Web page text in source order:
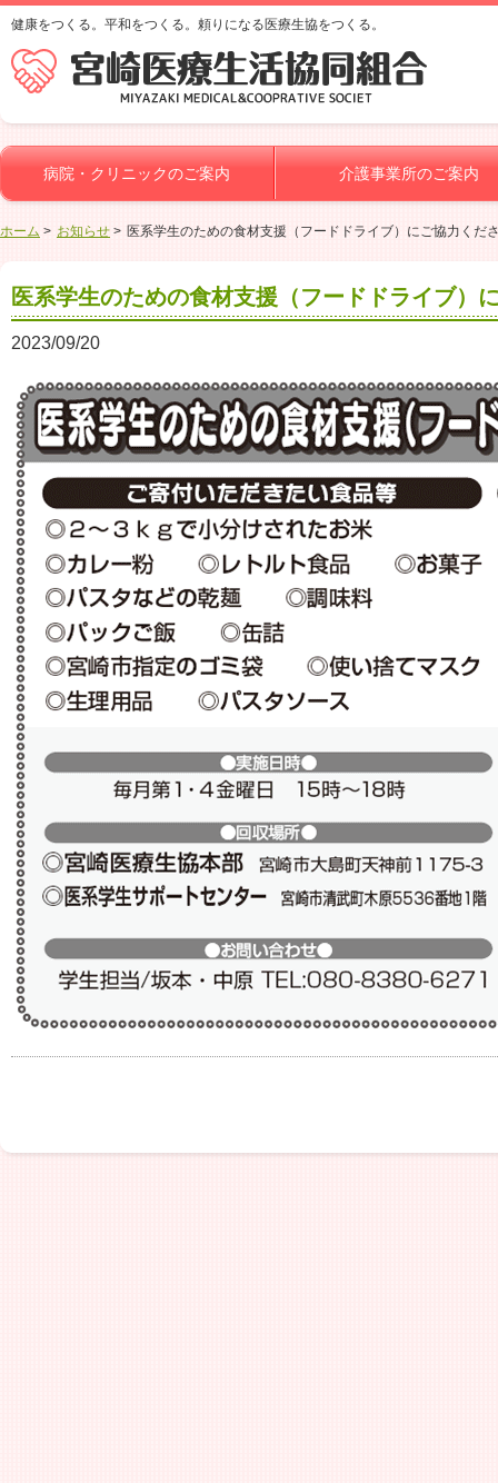
健康をつくる。平和をつくる。頼りになる医療生協をつくる。
病院・クリニックのご案内 介護事業所のご案内
ホーム お知らせ 医系学生のための食材支援（フードドライブ）にご協力くだ
医系学生のための食材支援（フードドライブ）
2023/09/20